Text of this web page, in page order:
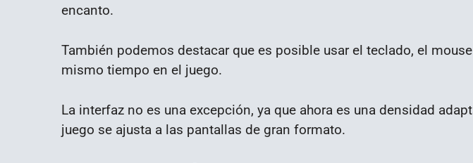
encanto.
También podemos destacar que es posible usar el teclado, el
mismo tiempo en el juego.
La interfaz no es una excepción, ya que ahora es una densidad
juego se ajusta a las pantallas de gran formato.